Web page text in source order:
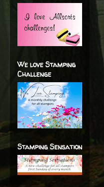
We love Stamping
Challenge
Stamping Sensation